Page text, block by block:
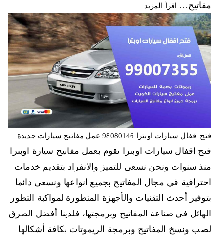
مفاتيح…
اقرأ المزيد
فتح اقفال سيارات اوبترا 98080146‬ عمل مفاتيح سيارات جديدة
فتح اقفال سيارات اوبترا نقوم بعمل مفاتيح سيارة اوبترا
منذ سنوات ونحن نسعى للتميز والانفراد بتقديم خدمات
احترافية في مجال المفاتيح بجميع انواعها ونسعى دائما
بتوفير أحدث التقنيات والأجهزة المتطورة لمواكبة التطور
الهائل في صناعة المفاتيح وبرمجتها، فلدينا أفضل الطرق
لصب ونسخ المفاتيح وبرمجة الريموتات بكافة أشكالها